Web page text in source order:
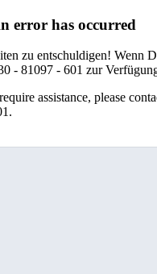
error has occurred
zu entschuldigen! Wenn
- 81097 - 601 zur
assistance, please